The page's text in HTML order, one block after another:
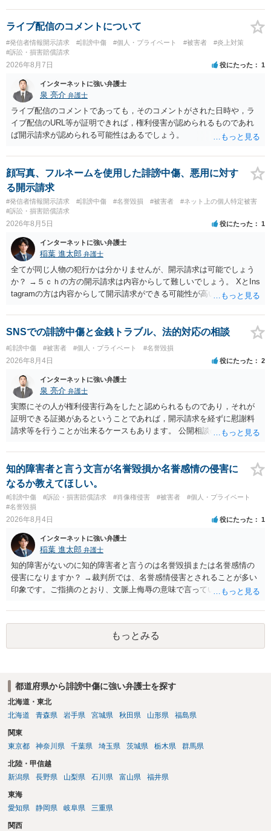
な投稿をする場合にはなおさら）。
ライブ配信のコメントについて
#発信者情報開示請求 #誹謗中傷 #個人・プライベート #被害者
#炎上対策
#訴訟・損害賠償請求
2026年8月7日 役にたった 1
インターネットに強い弁護士
泉 亮介 弁護士
ライブ配信のコメントであっても，そのコメントがされた日時や，ラ
イブ配信のURL等が証明できれば，権利侵害が認められるものであれ
ば開示請求が認められる可能性はあるでしょう。
顔写真、フルネームを使用した誹謗中傷、悪用に対す
る開示請求
#発信者情報開示請求 #誹謗中傷 #名誉毀損 #被害者
#ネット上の個人特定被害
#訴訟・損害賠償請求
2026年8月5日 役にたった 1
インターネットに強い弁護士
稲葉 進太郎 弁護士
全てが同じ人物の犯行かは分かりませんが、開示請求は可能でしょう
か？ →５ｃｈの方の開示請求は内容からして難しいでしょう。 XとIns
tagramの方は内容からして開示請求ができる可能性が高いでしょう。
いでしょう。７月中にアカウントが削除されている場合、今から進め
ても失敗する可能性が高いように思われます。 相手を特定できた場
合、相手に全ての弁護士費用を負担させることは可能でしょうか？ →
訴訟外の交渉で相手方が認めれば負担させることができるでしょう。
訴訟で判決となった場合は、実際の弁護士費用が認められる場合と認
められない場合があり何ともいえないところでしょう。
SNSでの誹謗中傷と金銭トラブル、法的対応の相談
#誹謗中傷 #被害者 #個人・プライベート #名誉毀損
2026年8月4日 役にたった 2
インターネットに強い弁護士
泉 亮介 弁護士
実際にその人が権利侵害行為をしたと認められるものであり，それが
証明できる証拠があるということであれば，開示請求を経ずに慰謝料
請求等を行うことが出来るケースもあります。 公開相談の場では回答
に個別に相談されると良いでしょう。
知的障害者と言う文言が名誉毀損か名誉感情の侵害に
なるか教えてほしい。
#誹謗中傷 #訴訟・損害賠償請求 #肖像権侵害 #被害者
#個人・プライベート
#名誉毀損
2026年8月4日 役にたった 1
インターネットに強い弁護士
稲葉 進太郎 弁護士
知的障害がないのに知的障害者と言うのは名誉毀損または名誉感情の
侵害になりますか？ →裁判所では、名誉感情侵害とされることが多い
印象です。ご指摘のとおり、文脈上侮辱の意味で言っている点も加味
もっとみる
都道府県から誹謗中傷に強い弁護士を探す
北海道・東北
北海道
青森県 岩手県 宮城県 秋田県 山形県 福島県
関東
東京都
神奈川県 千葉県 埼玉県 茨城県 栃木県 群馬県
北陸・甲信越
新潟県
長野県 山梨県 石川県 富山県 福井県
東海
愛知県
静岡県 岐阜県 三重県
関西